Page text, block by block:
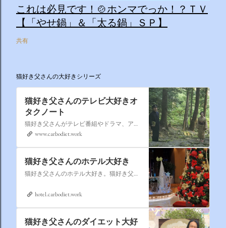
これは必見です！🍲ホンマでっか！？ＴＶ
【「やせ鍋」＆「太る鍋」ＳＰ】
共有
猫好き父さんの大好きシリーズ
猫好き父さんのテレビ大好きオ
タクノート
猫好き父さんがテレビ番組やドラマ、アニメ、特撮ヒーロー,そしてダイエットについて書いたブログです。
www.carbodiet.work
猫好き父さんのホテル大好き
猫好き父さんのホテル大好き。猫好き父さんが宿泊したホテルの情報を徒然なるままに書いていきます。
hotel.carbodiet.work
猫好き父さんのダイエット大好